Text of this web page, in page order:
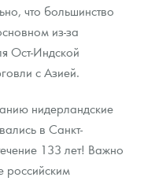
что большинство
из-за
Ост-Индской
с Азией.
нидерландские
в Санкт-
133 лет! Важно
российским